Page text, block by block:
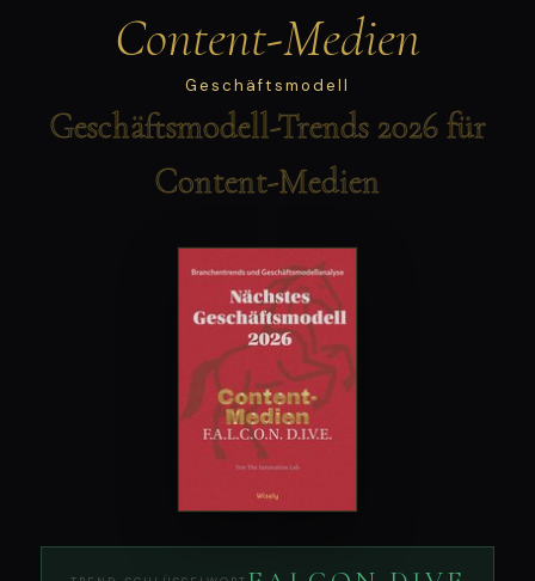
Content-Medien
Geschäftsmodell
Geschäftsmodell-Trends 2026 für
Content-Medien